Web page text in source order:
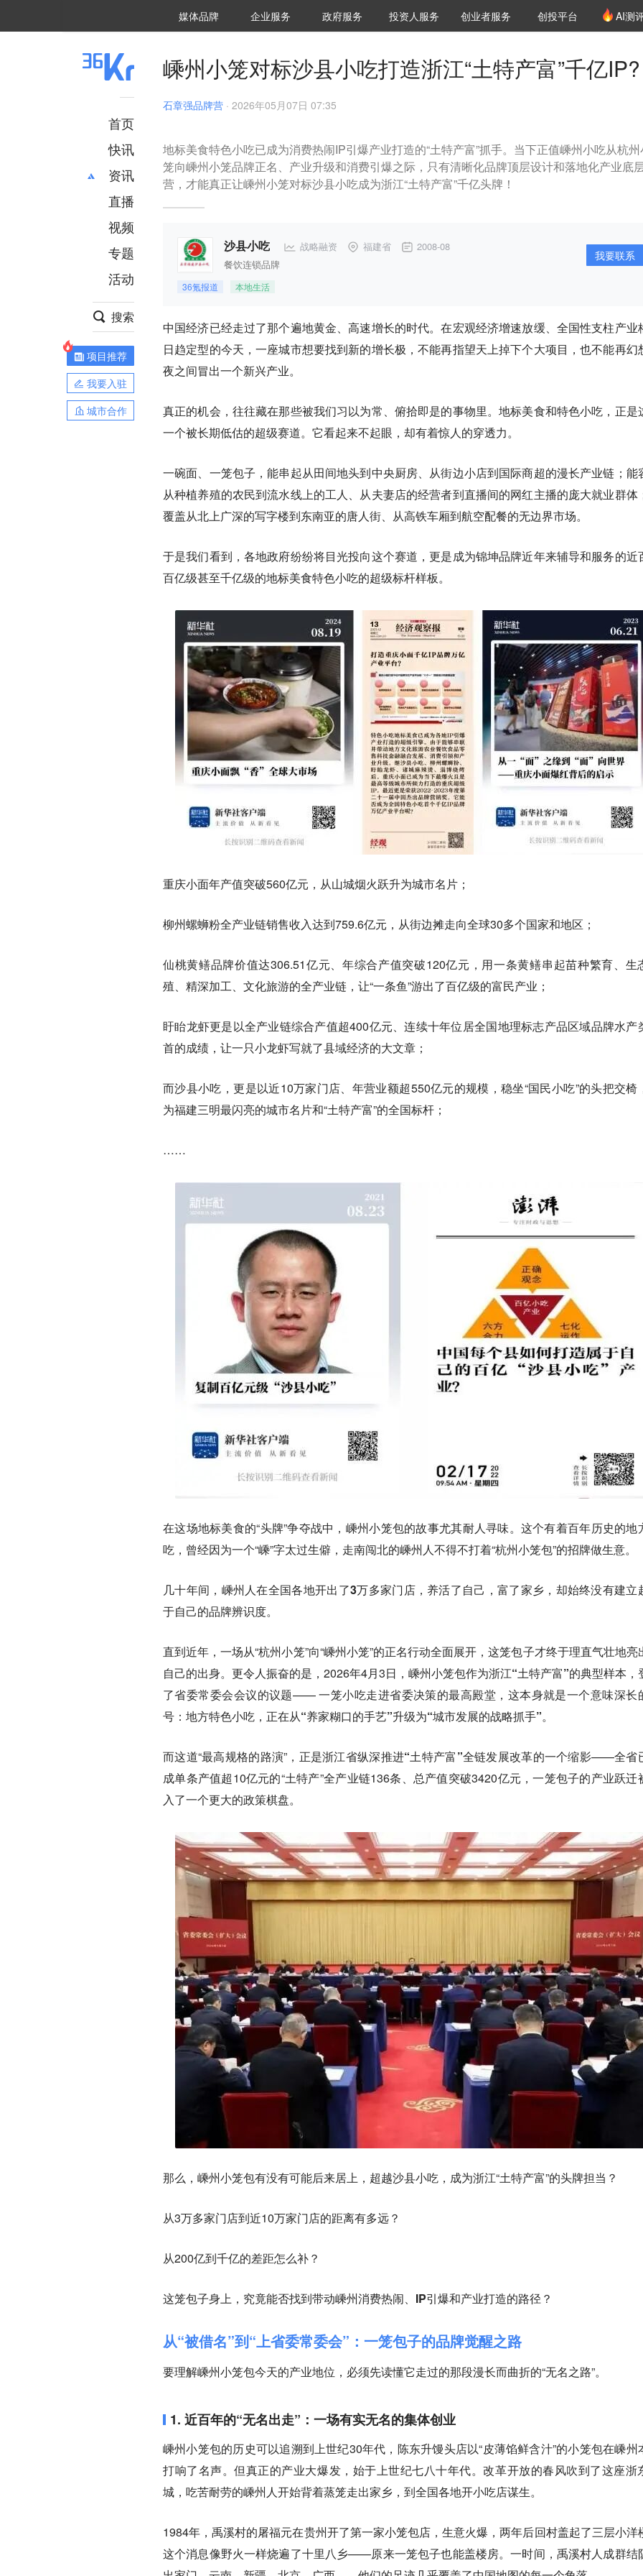
媒体品牌 36Kr研究院
企业服务 城市之窗
政府服务 VClub投资机构库
投资机构职位推介
投资人服务 创投氪堂
创业者服务 创投平台 AI测
首页
快讯
资讯
推荐
财经
项目推荐
安徽
直播
视频
专题
活动
搜索
项目推荐
我要入驻
城市合作
嵊州小笼对标沙县小吃打造浙江“土特产富”千亿IP?
石章强品牌营 · 2026年05月07日 07:35
地标美食特色小吃已成为消费热闹IP引爆产业打造的“土特产富”抓手。当下正值嵊州小吃从杭
笼向嵊州小笼品牌正名、产业升级和消费引爆之际，只有清晰化品牌顶层设计和落地化产业底
营，才能真正让嵊州小笼对标沙县小吃成为浙江“土特产富”千亿头牌！
沙县小吃 战略融资 福建省 2008-08
餐饮连锁品牌
36氪报道 本地生活
我要联系
中国经济已经走过了那个遍地黄金、高速增长的时代。在宏观经济增速放缓、全国性支柱产业
日趋定型的今天，一座城市想要找到新的增长极，不能再指望天上掉下个大项目，也不能再幻
夜之间冒出一个新兴产业。
真正的机会，往往藏在那些被我们习以为常、俯拾即是的事物里。地标美食和特色小吃，正是
一个被长期低估的超级赛道。它看起来不起眼，却有着惊人的穿透力。
一碗面、一笼包子，能串起从田间地头到中央厨房、从街边小店到国际商超的漫长产业链； 能
从种植养殖的农民到流水线上的工人、从夫妻店的经营者到直播间的网红主播的庞大就业群体
覆盖从北上广深的写字楼到东南亚的唐人街、从高铁车厢到航空配餐的无边界市场。
于是我们看到，各地政府纷纷将目光投向这个赛道，更是成为锦坤品牌近年来辅导和服务的近
百亿级甚至千亿级的地标美食特色小吃的超级标杆样板。
重庆小面年产值突破560亿元，从山城烟火跃升为城市名片；
柳州螺蛳粉全产业链销售收入达到759.6亿元，从街边摊走向全球30多个国家和地区；
仙桃黄鳝品牌价值达306.51亿元、年综合产值突破120亿元，用一条黄鳝串起苗种繁育、生
殖、精深加工、文化旅游的全产业链，让“一条鱼”游出了百亿级的富民产业；
盱眙龙虾更是以全产业链综合产值超400亿元、连续十年位居全国地理标志产品区域品牌水产
首的成绩，让一只小龙虾写就了县域经济的大文章；
而沙县小吃，更是以近10万家门店、年营业额超550亿元的规模，稳坐“国民小吃”的头把交椅
为福建三明最闪亮的城市名片和“土特产富”的全国标杆；
……
在这场地标美食的“头牌”争夺战中，嵊州小笼包的故事尤其耐人寻味。这个有着百年历史的地
吃，曾经因为一个“嵊”字太过生僻，走南闯北的嵊州人不得不打着“杭州小笼包”的招牌做生意。
几十年间，嵊州人在全国各地开出了3万多家门店，养活了自己，富了家乡，却始终没有建立
于自己的品牌辨识度。
直到近年，一场从“杭州小笼”向“嵊州小笼”的正名行动全面展开，这笼包子才终于理直气壮地亮
自己的出身。更令人振奋的是，2026年4月3日，嵊州小笼包作为浙江“土特产富”的典型样本
了省委常委会会议的议题—— 一笼小吃走进省委决策的最高殿堂，这本身就是一个意味深长
号： 地方特色小吃，正在从“养家糊口的手艺”升级为“城市发展的战略抓手”。
而这道“最高规格的路演”， 正是浙江省纵深推进“土特产富”全链发展改革的一个缩影——全省
成单条产值超10亿元的“土特产”全产业链136条、总产值突破3420亿元，一笼包子的产业跃迁
入了一个更大的政策棋盘。
那么，嵊州小笼包有没有可能后来居上，超越沙县小吃，成为浙江“土特产富”的头牌担当？
从3万多家门店到近10万家门店的距离有多远？
从200亿到千亿的差距怎么补？
这笼包子身上， 究竟能否找到带动嵊州消费热闹、IP引爆和产业打造的路径？
从“被借名”到“上省委常委会”：一笼包子的品牌觉醒之路
要理解嵊州小笼包今天的产业地位，必须先读懂它走过的那段漫长而曲折的“无名之路”。
1. 近百年的“无名出走”：一场有实无名的集体创业
嵊州小笼包的历史可以追溯到上世纪30年代，陈东升馒头店以“皮薄馅鲜含汁”的小笼包在嵊州
打响了名声。但真正的产业大爆发，始于上世纪七八十年代。改革开放的春风吹到了这座浙
城，吃苦耐劳的嵊州人开始背着蒸笼走出家乡，到全国各地开小吃店谋生。
1984年，禹溪村的屠福元在贵州开了第一家小笼包店，生意火爆，两年后回村盖起了三层小洋
这个消息像野火一样烧遍了十里八乡——原来一笼包子也能盖楼房。一时间，禹溪村人成群结